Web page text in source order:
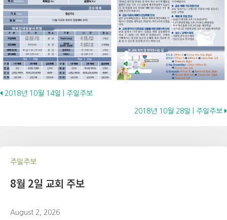
Posts
2018년 10월 14일 | 주일주보
2018년 10월 28일 | 주일주보
주일주보
8월 2일 교회 주보
August 2, 2026